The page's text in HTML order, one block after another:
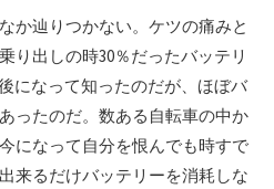
か辿りつかない。ケツの痛みと
り出しの時30％だったバッテリ
になって知ったのだが、ほぼバ
ったのだ。数ある自転車の中か
になって自分を恨んでも時すで
来るだけバッテリーを消耗しな